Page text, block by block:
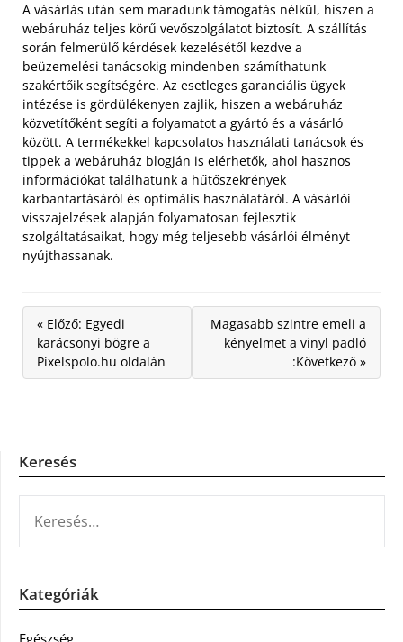
A vásárlás után sem maradunk támogatás nélkül, hiszen a
webáruház teljes körű vevőszolgálatot biztosít. A szállítás
során felmerülő kérdések kezelésétől kezdve a
beüzemelési tanácsokig mindenben számíthatunk
szakértőik segítségére. Az esetleges garanciális ügyek
intézése is gördülékenyen zajlik, hiszen a webáruház
közvetítőként segíti a folyamatot a gyártó és a vásárló
között. A termékekkel kapcsolatos használati tanácsok és
tippek a webáruház blogján is elérhetők, ahol hasznos
információkat találhatunk a hűtőszekrények
karbantartásáról és optimális használatáról. A vásárlói
visszajelzések alapján folyamatosan fejlesztik
szolgáltatásaikat, hogy még teljesebb vásárlói élményt
nyújthassanak.
« Előző: Egyedi
karácsonyi bögre a
Pixelspolo.hu oldalán
Magasabb szintre emeli a
kényelmet a vinyl padló
:Következő »
Keresés
Kategóriák